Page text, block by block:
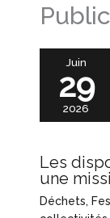
Juin
29
2026
Les
une
Déchets,